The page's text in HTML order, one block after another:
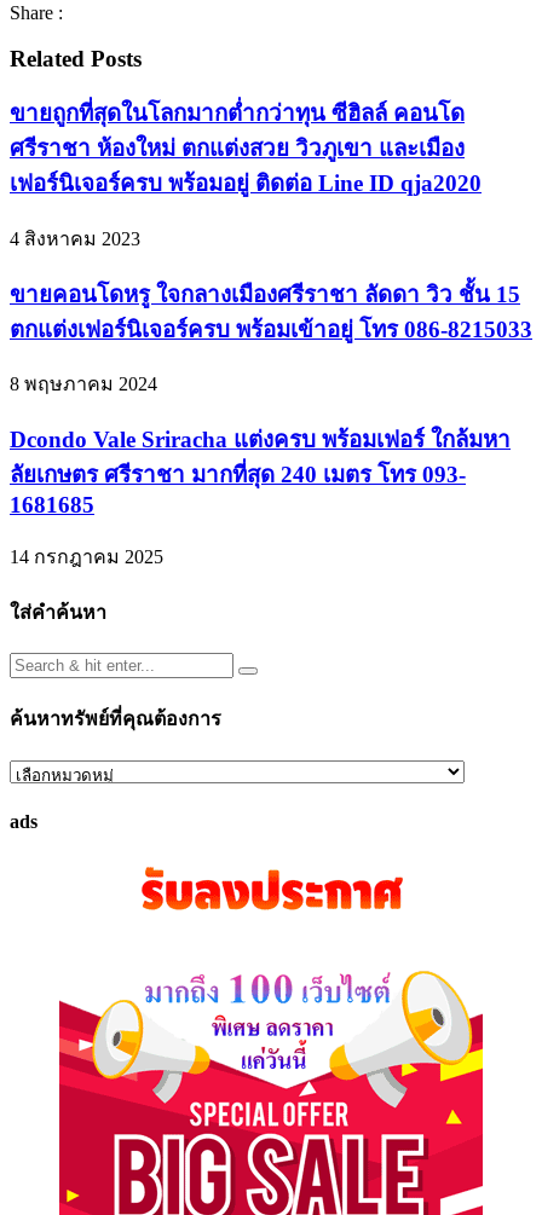
Share :
Related Posts
ขายถูกที่สุดในโลกมากต่ำกว่าทุน ซีฮิลล์ คอนโด
ศรีราชา ห้องใหม่ ตกแต่งสวย วิวภูเขา และเมือง
เฟอร์นิเจอร์ครบ พร้อมอยู่ ติดต่อ Line ID qja2020
4 สิงหาคม 2023
ขายคอนโดหรู ใจกลางเมืองศรีราชา ลัดดา วิว ชั้น 15
ตกแต่งเฟอร์นิเจอร์ครบ พร้อมเข้าอยู่ โทร 086-8215033
8 พฤษภาคม 2024
Dcondo Vale Sriracha แต่งครบ พร้อมเฟอร์ ใกล้มหา
ลัยเกษตร ศรีราชา มากที่สุด 240 เมตร โทร 093-
1681685
14 กรกฎาคม 2025
ใส่คำค้นหา
ค้นหาทรัพย์ที่คุณต้องการ
ค้นหา
ที่
ads